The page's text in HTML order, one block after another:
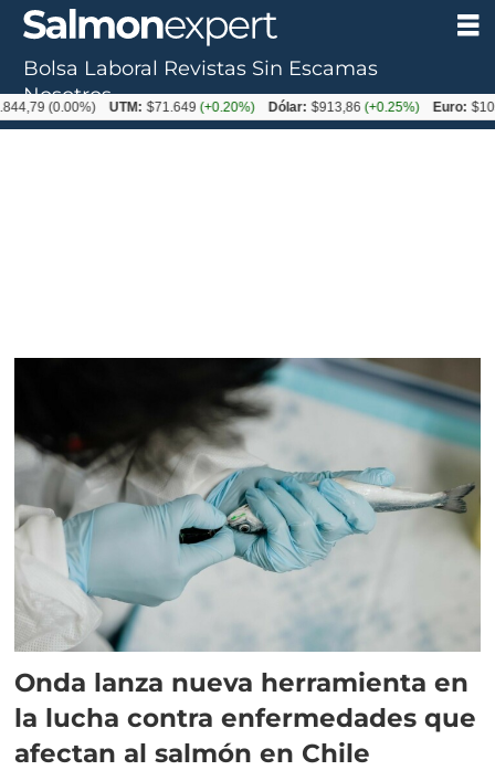
Tag:
tenacibaculum
Onda lanza nueva herramienta en
la lucha contra enfermedades que
afectan al salmón en Chile
Bolsa Laboral Revistas Sin Escamas
Nosotros
(0.00%) UTM: $71.649(+0.20%) Dólar: $913,86 (+0.25%) Euro: